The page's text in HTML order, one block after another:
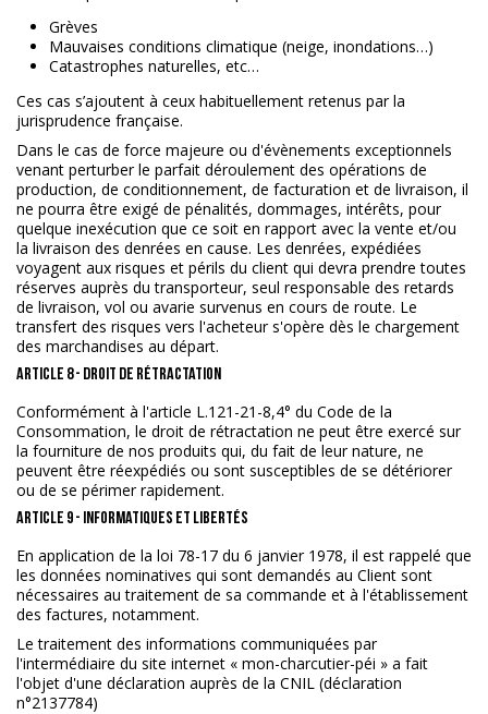
Grèves
Mauvaises conditions climatique (neige, inondations…)
Catastrophes naturelles, etc…
Ces cas s’ajoutent à ceux habituellement retenus par la
jurisprudence française.
Dans le cas de force majeure ou d'évènements exceptionnels
venant perturber le parfait déroulement des opérations de
production, de conditionnement, de facturation et de livraison, il
ne pourra être exigé de pénalités, dommages, ­intérêts, pour
quelque inexécution que ce soit en rapport avec la vente et/ou
la livraison des denrées en cause. Les denrées, expédiées
voyagent aux risques et périls du client qui devra prendre toutes
réserves auprès du transporteur, seul responsable des retards
de livraison, vol ou avarie survenus en cours de route. Le
transfert des risques vers l'acheteur s'opère dès le chargement
des marchandises au départ.
ARTICLE 8 - DROIT DE RÉTRACTATION
Conformément à l'article L.121-21-8,4° du Code de la
Consommation, le droit de rétractation ne peut être exercé sur
la fourniture de nos produits qui, du fait de leur nature, ne
peuvent être réexpédiés ou sont susceptibles de se détériorer
ou de se périmer rapidement.
ARTICLE 9 - INFORMATIQUES ET LIBERTÉS
En application de la loi 78-17 du 6 janvier 1978, il est rappelé que
les données nominatives qui sont demandés au Client sont
nécessaires au traitement de sa commande et à l'établissement
des factures, notamment.
Le traitement des informations communiquées par
l'intermédiaire du site internet « mon-charcutier-péi » a fait
l'objet d'une déclaration auprès de la CNIL (déclaration
n°2137784)